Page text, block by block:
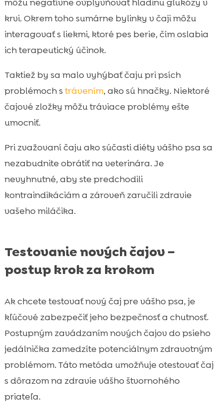
krvi. Okrem toho sumárne bylinky v čaji môžu
interagovať s liekmi, ktoré pes berie, čím oslabia
ich terapeutický účinok.
Taktiež by sa malo vyhýbať čaju pri psích
problémoch s trávením, ako sú hnačky. Niektoré
čajové zložky môžu tráviace problémy ešte
umocniť.
Pri zvažovaní čaju ako súčasti diéty vášho psa sa
nezabudnite obrátiť na veterinára. Je
nevyhnutné, aby ste predchodili
kontraindikáciám a zároveň zaručili zdravie
vašeho miláčika.
Testovanie nových čajov –
postup krok za krokom
Ak chcete testovať nový čaj pre vášho psa, je
kľúčové zabezpečiť jeho bezpečnosť a chutnosť.
Postupným zavádzaním nových čajov do psieho
jedálnička zamedzíte potenciálnym zdravotným
problémom. Táto metóda umožňuje otestovať čaj
s dôrazom na zdravie vášho štvornohého
priateľa.